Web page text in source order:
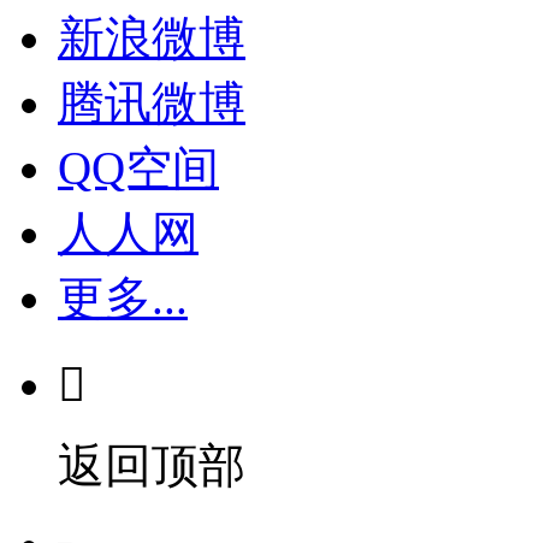
新浪微博
腾讯微博
QQ空间
人人网
更多...

返回顶部